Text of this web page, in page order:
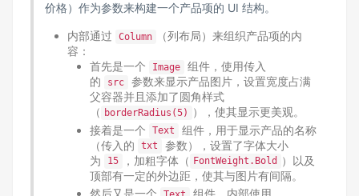
价格）作为参数来构建一个产品项的 UI 结构。
内部通过 Column
（列布局）来组织产品项的内
容：
首先是一个
Image
组件，使用传入
的
src
参数来显示产品图片，设置宽度占满
父容器并且添加了圆角样式
（ borderRadius(5)
），使其显示更美观。
接着是一个
Text
组件，用于显示产品的名称
（传入的
txt
参数），设置了字体大小
为
15 ，加粗字体（ FontWeight.Bold
）以及
顶部有一定的外边距，使其与图片有间隔。
然后又是一个
组件，内部使用